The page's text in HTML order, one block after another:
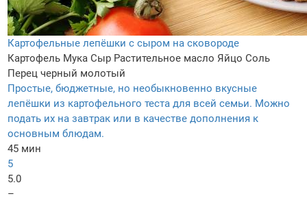
Картофельные лепёшки с сыром на сковороде
Картофель Мука Сыр Растительное масло Яйцо Соль
Перец черный молотый
Простые, бюджетные, но необыкновенно вкусные
лепёшки из картофельного теста для всей семьи. Можно
подать их на завтрак или в качестве дополнения к
основным блюдам.
45 мин
5
5.0
–